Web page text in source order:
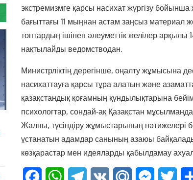
экстремизмге қарсы насихат жүргізу
бағыттағы 11 мыңнан астам заңсыз материал
топтардың ішінен әлеуметтік желілер
нақтылайды ведомстводан.
Министрліктің дерегінше, оңалту жұмысына
насихаттауға қарсы тұра алатын және
қазақстандық қоғамның құндылықтарына
психологтар, сондай-ақ Қазақстан
Жалпы, түсіндіру жұмыстарының нәтижелері
ұстанатын адамдар санының азаюы
көзқарастар мен идеяларды қабылдамау
FacebookWhatsAppTelegram
VK Mail.Ru Messenger